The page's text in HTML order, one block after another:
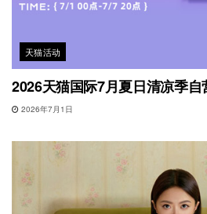
天猫活动
2026天猫国际7月夏日清凉季
2026年7月1日